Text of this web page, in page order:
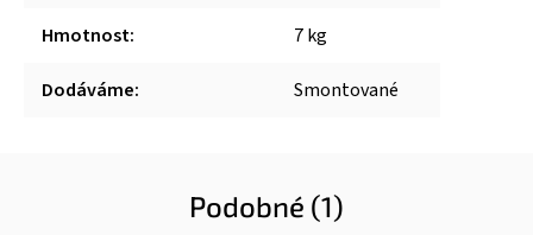
Hmotnost: 7 kg
Dodáváme: Smontované
Podobné (1)